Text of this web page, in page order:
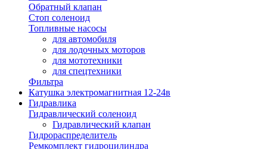
Обратный клапан
Стоп соленоид
Топливные насосы
для автомобиля
для лодочных моторов
для мототехники
для спецтехники
Фильтра
Катушка электромагнитная 12-24в
Гидравлика
Гидравлический соленоид
Гидравлический клапан
Гидрораспределитель
Ремкомплект гидроцилиндра